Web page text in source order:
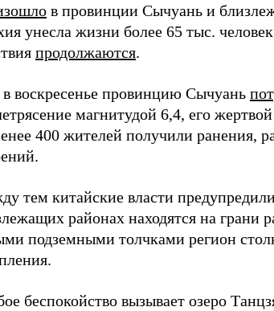
в провинции Сычуань и
унесла жизни более 65 тыс.
продолжаются.
воскресенье провинцию Сычуань
магнитудой 6,4, его
400 жителей получили ранения,
тем китайские власти
районах находятся на грани
подземными толчками регион
беспокойство вызывает озеро